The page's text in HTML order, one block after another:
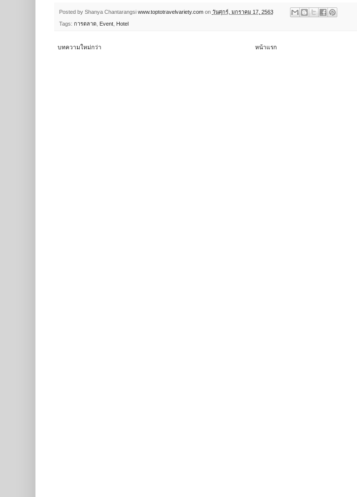
Posted by Shanya Chantarangsi www.toptotravelvariety.com on วันศุกร์, มกราคม 17, 2563
Tags: การตลาด, Event, Hotel
บทความใหม่กว่า หน้าแรก